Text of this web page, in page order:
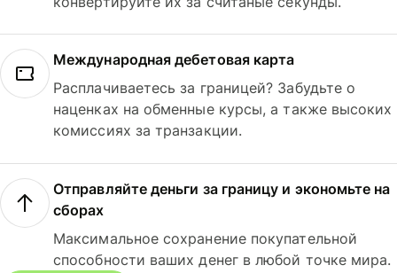
Международная дебетовая карта
Расплачиваетесь за границей? Забудьте о
наценках на обменные курсы, а также высоких
комиссиях за транзакции.
Отправляйте деньги за границу и экономьте на
сборах
Максимальное сохранение покупательной
способности ваших денег в любой точке мира.